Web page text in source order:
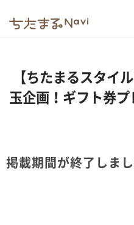
【ちたまるスタイ
玉企画！ギフト券
掲載期間が終了しまし